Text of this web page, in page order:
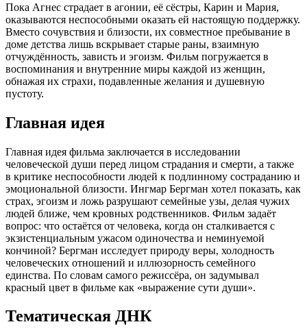
Пока Агнес страдает в агонии, её сёстры, Карин и Мария,
оказываются неспособными оказать ей настоящую поддержку.
Вместо сочувствия и близости, их совместное пребывание в
доме детства лишь вскрывает старые раны, взаимную
отчуждённость, зависть и эгоизм. Фильм погружается в
воспоминания и внутренние миры каждой из женщин,
обнажая их страхи, подавленные желания и душевную
пустоту.
Главная идея
Главная идея фильма заключается в исследовании
человеческой души перед лицом страдания и смерти, а также
в критике неспособности людей к подлинному состраданию и
эмоциональной близости. Ингмар Бергман хотел показать, как
страх, эгоизм и ложь разрушают семейные узы, делая чужих
людей ближе, чем кровных родственников. Фильм задаёт
вопрос: что остаётся от человека, когда он сталкивается с
экзистенциальным ужасом одиночества и неминуемой
кончиной? Бергман исследует природу веры, холодность
человеческих отношений и иллюзорность семейного
единства. По словам самого режиссёра, он задумывал
красный цвет в фильме как «выражение сути души».
Тематическая ДНК